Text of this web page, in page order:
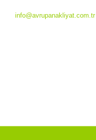
info@avrupanakliyat.com.tr